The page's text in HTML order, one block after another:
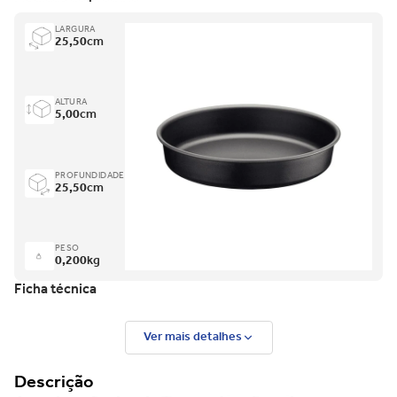
LARGURA
25,50cm
ALTURA
5,00cm
PROFUNDIDADE
25,50cm
PESO
0,200kg
Ficha técnica
Ver mais detalhes
Descrição